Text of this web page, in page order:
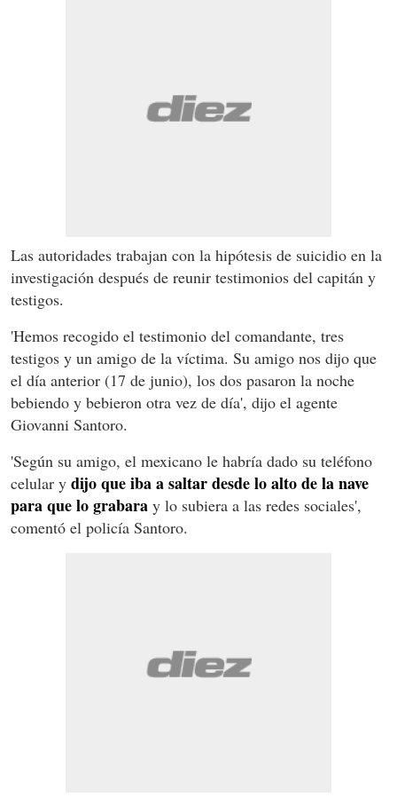
Las autoridades trabajan con la hipótesis de suicidio en la
investigación después de reunir testimonios del capitán y
testigos.
'Hemos recogido el testimonio del comandante, tres
testigos y un amigo de la víctima. Su amigo nos dijo que
el día anterior (17 de junio), los dos pasaron la noche
bebiendo y bebieron otra vez de día', dijo el agente
Giovanni Santoro.
'Según su amigo, el mexicano le habría dado su teléfono
celular y dijo que iba a saltar desde lo alto de la nave
para que lo grabara y lo subiera a las redes sociales',
comentó el policía Santoro.